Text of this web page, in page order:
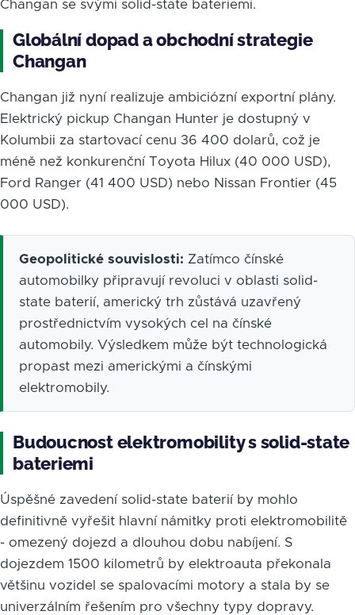
Changan se svými solid-state bateriemi.
Globální dopad a obchodní strategie
Changan
Changan již nyní realizuje ambiciózní exportní plány.
Elektrický pickup Changan Hunter je dostupný v
Kolumbii za startovací cenu 36 400 dolarů, což je
méně než konkurenční Toyota Hilux (40 000 USD),
Ford Ranger (41 400 USD) nebo Nissan Frontier (45
000 USD).
Geopolitické souvislosti: Zatímco čínské
automobilky připravují revoluci v oblasti solid-
state baterií, americký trh zůstává uzavřený
prostřednictvím vysokých cel na čínské
automobily. Výsledkem může být technologická
propast mezi americkými a čínskými
elektromobily.
Budoucnost elektromobility s solid-state
bateriemi
Úspěšné zavedení solid-state baterií by mohlo
definitivně vyřešit hlavní námitky proti elektromobilitě
- omezený dojezd a dlouhou dobu nabíjení. S
dojezdem 1500 kilometrů by elektroauta překonala
většinu vozidel se spalovacími motory a stala by se
univerzálním řešením pro všechny typy dopravy.